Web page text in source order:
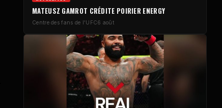
MATEUSZ GAMROT CRÉDITE POIRIER ENERGY
Centre des fans de l'UFC6 août